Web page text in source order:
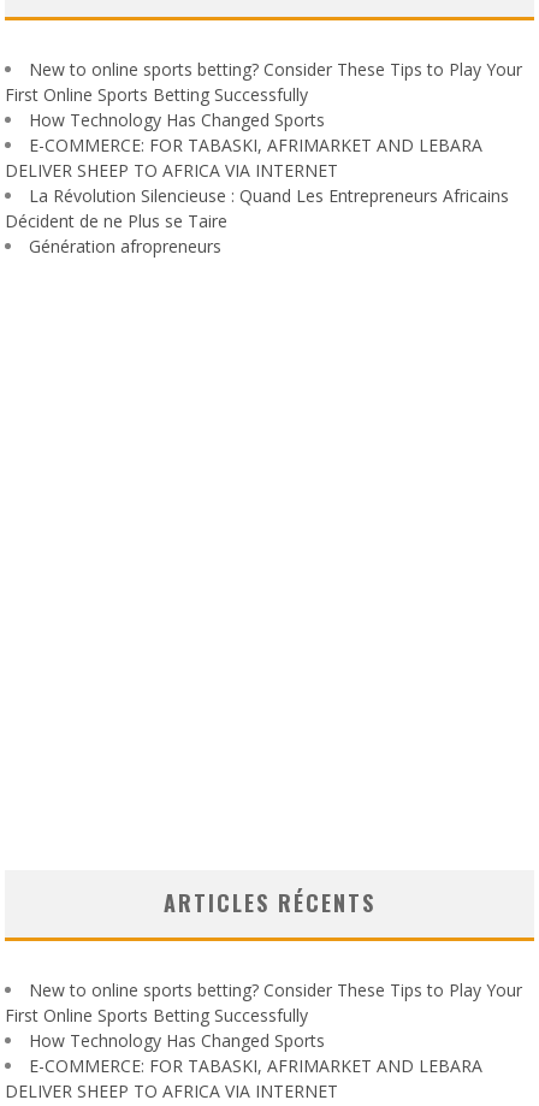
New to online sports betting? Consider These Tips to Play Your
First Online Sports Betting Successfully
How Technology Has Changed Sports
E-COMMERCE: FOR TABASKI, AFRIMARKET AND LEBARA
DELIVER SHEEP TO AFRICA VIA INTERNET
La Révolution Silencieuse : Quand Les Entrepreneurs Africains
Décident de ne Plus se Taire
Génération afropreneurs
ARTICLES RÉCENTS
New to online sports betting? Consider These Tips to Play Your
First Online Sports Betting Successfully
How Technology Has Changed Sports
E-COMMERCE: FOR TABASKI, AFRIMARKET AND LEBARA
DELIVER SHEEP TO AFRICA VIA INTERNET